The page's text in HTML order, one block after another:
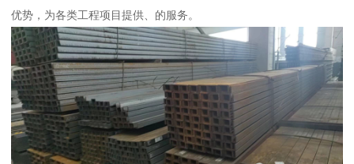
优势，为各类工程项目提供、的服务。